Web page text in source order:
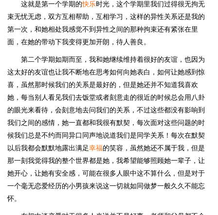
这就是第一个学期的快乐时光，这个学期里我们过得很无拘无
束无忧无虑，双方互相帮助，互相学习，这样的异性关系还是我的
第一次，和她相处我感觉不到异性之间的那种拘束还有紧张在里
面，在她的带动下我变得更加开朗，待人善良。
第二个学期如期而至，我和她继续维持着很好的友谊，也因为
这太好的友谊也让我不断地在思考如何向她表白，如何让她感到惊
喜，虽然那时候我们的关系是最好的，但是她还并不知道我喜欢
她，每当别人看见我们去饭堂或者刻意走的很近的时候总会用八卦
的眼光来看待，会刻意地去问我们的关系，不过这些都没有影响到
我们之间的感情，她一直都和我很有默契，每次面对这些问题的时
候我们总是不约而同异口同声地说道我们是同学关系！每次在默契
以后我都会默默地露出满足幸福的笑容，虽然她还不属于我，但是
那一刻我觉得我的整个世界都是她，我希望能够照顾她一辈子，让
她开心，让她有安全感，可能在很多人眼中这不算什么，但是对于
一个毫无恋爱经历的小男孩来说这一切就如同做梦一般久久不能忘
怀。